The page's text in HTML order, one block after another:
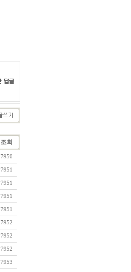
조회
7950
7951
7951
7951
7951
7952
7952
7952
7953